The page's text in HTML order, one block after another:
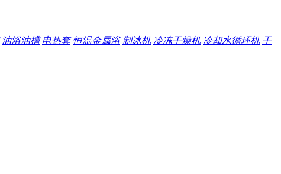
油浴油槽 电热套 恒温金属浴 制冰机 冷冻干燥机 冷却水循环机 干